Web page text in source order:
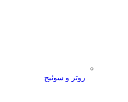
روتر و سوئیج